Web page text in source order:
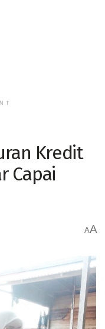
Kredit
Capai
AA